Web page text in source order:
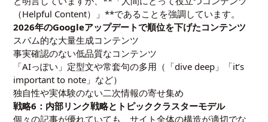
（Helpful Content）」**であることを強調しています。
2026年のGoogleアップデートで順位を下げたコンテンツ
スパム的な大量生成コンテンツ
事実確認のない低品質なコンテンツ
「AIっぽい」定型文や常套句の多用（「dive deep」「it’s
important to note」など）
独自性や実体験のない二次情報の寄せ集め
戦略6：内部リンク戦略とトピッククラスターモデル
個々の記事が優れていても、サイト全体の構造が適切でな